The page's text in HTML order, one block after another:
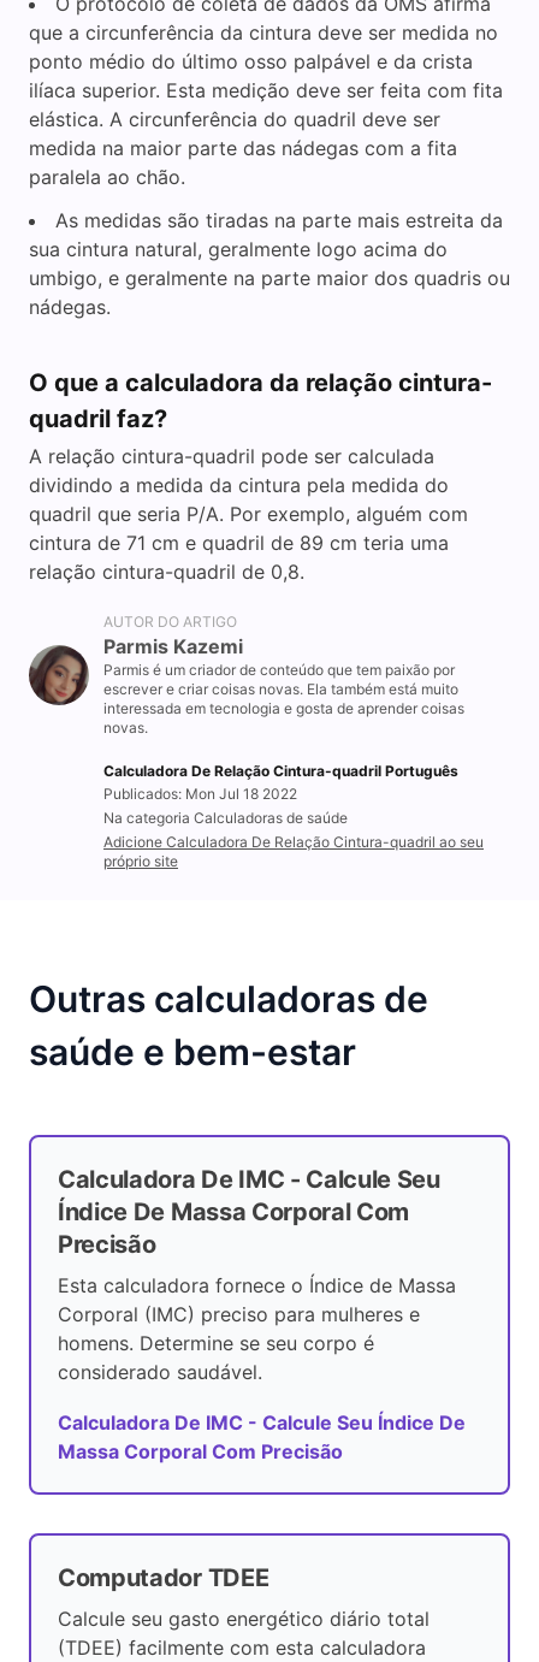
que a circunferência da cintura deve ser medida no
ponto médio do último osso palpável e da crista
ilíaca superior. Esta medição deve ser feita com fita
elástica. A circunferência do quadril deve ser
medida na maior parte das nádegas com a fita
paralela ao chão.
As medidas são tiradas na parte mais estreita da
sua cintura natural, geralmente logo acima do
umbigo, e geralmente na parte maior dos quadris ou
nádegas.
O que a calculadora da relação cintura-
quadril faz?
A relação cintura-quadril pode ser calculada
dividindo a medida da cintura pela medida do
quadril que seria P/A. Por exemplo, alguém com
cintura de 71 cm e quadril de 89 cm teria uma
relação cintura-quadril de 0,8.
AUTOR DO ARTIGO
Parmis Kazemi
Parmis é um criador de conteúdo que tem paixão por
escrever e criar coisas novas. Ela também está muito
interessada em tecnologia e gosta de aprender coisas
novas.
Calculadora De Relação Cintura-quadril Português
Publicados: Mon Jul 18 2022
Na categoria Calculadoras de saúde
Adicione Calculadora De Relação Cintura-quadril ao seu
próprio site
Outras calculadoras de
saúde e bem-estar
Calculadora De IMC - Calcule Seu
Índice De Massa Corporal Com
Precisão
Esta calculadora fornece o Índice de Massa
Corporal (IMC) preciso para mulheres e
homens. Determine se seu corpo é
considerado saudável.
Calculadora De IMC - Calcule Seu Índice De
Massa Corporal Com Precisão
Computador TDEE
Calcule seu gasto energético diário total
(TDEE) facilmente com esta calculadora